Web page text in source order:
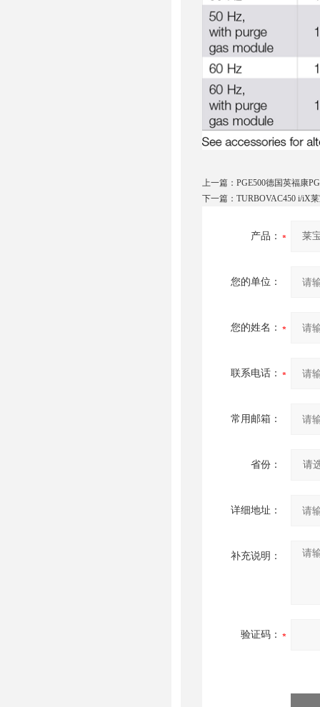
上一篇： PGE500德国英福康
下一篇： TURBOVAC450 i/iX
产品：
您的单位：
您的姓名：
联系电话：
常用邮箱：
省份：
详细地址：
补充说明：
验证码：